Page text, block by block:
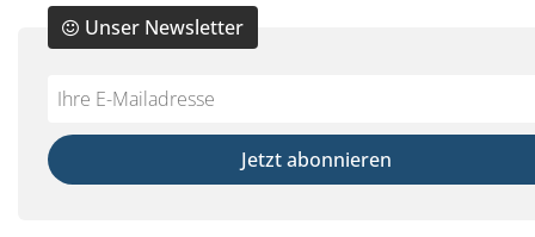
Do
fill
this
Unser Newsletter
*Ihre
Mailadresse:
Jetzt abonnieren